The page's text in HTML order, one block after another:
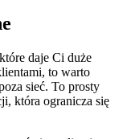
daje Ci duże
to warto
sieć. To prosty
która ogranicza się